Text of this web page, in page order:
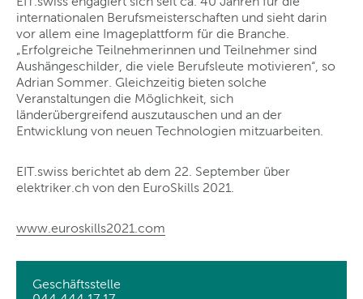
internationalen Berufsmeisterschaften und sieht darin
vor allem eine Imageplattform für die Branche.
„Erfolgreiche Teilnehmerinnen und Teilnehmer sind
Aushängeschilder, die viele Berufsleute motivieren“, so
Adrian Sommer. Gleichzeitig bieten solche
Veranstaltungen die Möglichkeit, sich
länderübergreifend auszutauschen und an der
Entwicklung von neuen Technologien mitzuarbeiten.
EIT.swiss berichtet ab dem 22. September über
elektriker.ch von den EuroSkills 2021.
www.euroskills2021.com
Geschäftsstelle